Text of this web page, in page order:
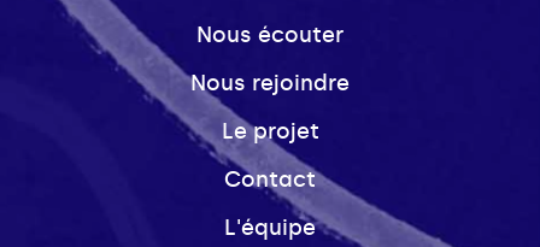
Nous écouter
Nous rejoindre
Le projet
Contact
L'équipe